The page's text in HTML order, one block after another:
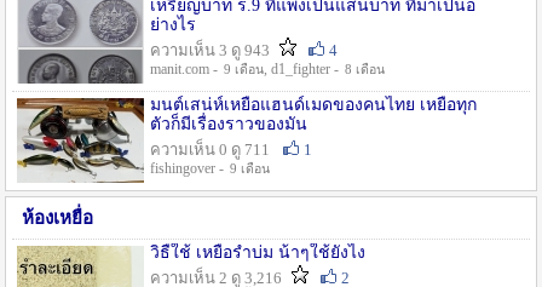
เหรียญบาท ร.9 ที่แพงเป็นแสนบาท ที่มาเป็นอ
ย่างไร
ความเห็น 3 ดู 943
4
manit.com - 9 เดือน, d1_fighter - 8 เดือน
มนต์เสน่ห์เหยื่อแฮนด์เมดของคนไทย เหยื่อทุก
ตัวก็มีเรื่องราวของมัน
ความเห็น 0 ดู 711
1
fishingover - 9 เดือน
ห้องเหยื่อ
วิธืใช้ เหยื่อรำบ่ม น้าๆใช้ยังไง
ความเห็น 2 ดู 3,216
2